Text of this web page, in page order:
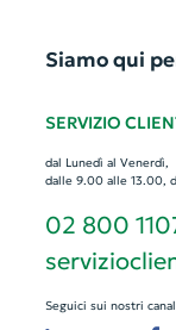
Siamo qui
SERVIZIO
dal Lunedì al Venerdì,
dalle 9.00 alle 13.00,
02 800
Seguici sui nostri